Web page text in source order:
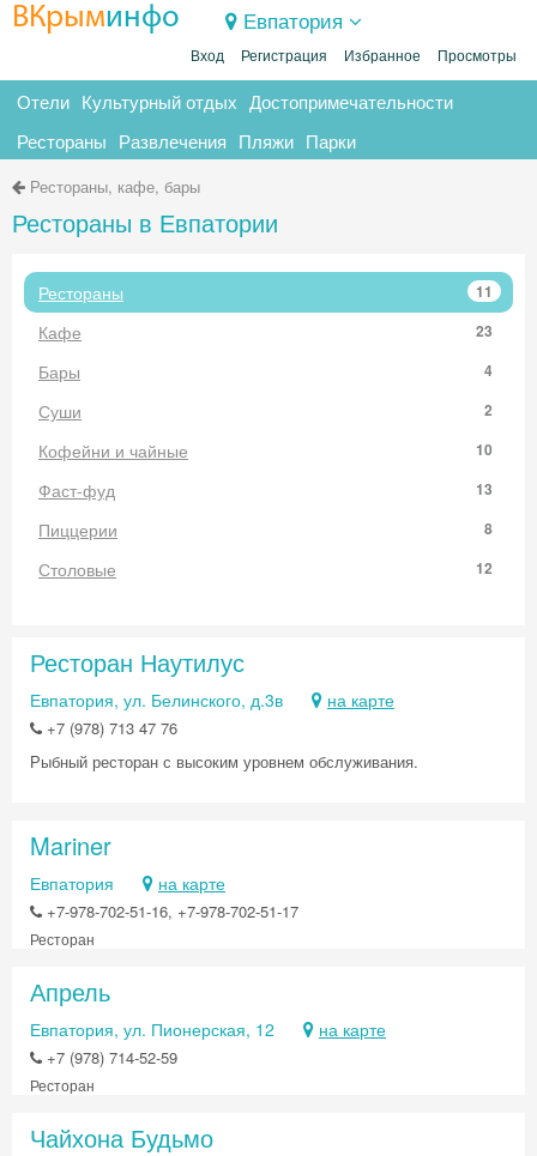
ВКрыминфо Евпатория
Вход Регистрация Избранное Просмотры
Отели Культурный отдых Достопримечательности
Рестораны Развлечения Пляжи Парки
Рестораны, кафе, бары
Рестораны в Евпатории
Рестораны 11
Кафе 23
Бары 4
Суши 2
Кофейни и чайные 10
Фаст-фуд 13
Пиццерии 8
Столовые 12
Ресторан Наутилус
Евпатория, ул. Белинского, д.3в на карте
+7 (978) 713 47 76
Рыбный ресторан с высоким уровнем обслуживания.
Mariner
Евпатория на карте
+7-978-702-51-16, +7-978-702-51-17
Ресторан
Апрель
Евпатория, ул. Пионерская, 12 на карте
+7 (978) 714-52-59
Ресторан
Чайхона Будьмо